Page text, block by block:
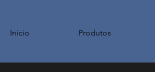
Início Produtos